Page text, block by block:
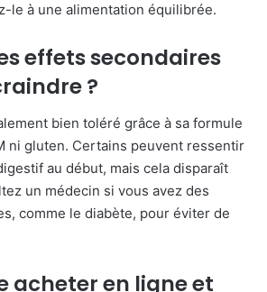
le à une alimentation équilibrée.
effets secondaires
?
bien toléré grâce à sa formule
ni gluten. Certains peuvent ressentir
au début, mais cela disparaît
un médecin si vous avez des
comme le diabète, pour éviter de
acheter en ligneet